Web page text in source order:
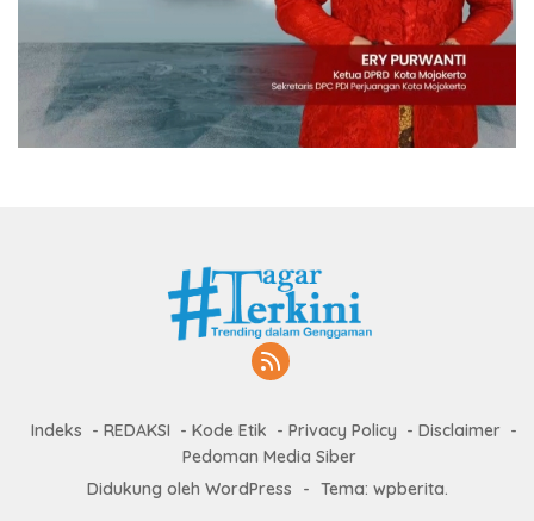
Indeks REDAKSI Kode Etik Privacy Policy
Disclaimer
Pedoman Media Siber
Didukung oleh WordPress
- Tema: wpberita.